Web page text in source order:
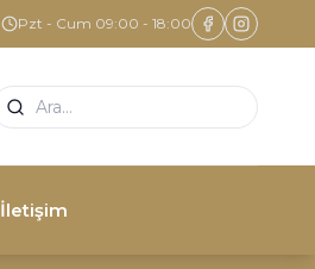
Pzt - Cum 09:00 - 18:00
İletişim